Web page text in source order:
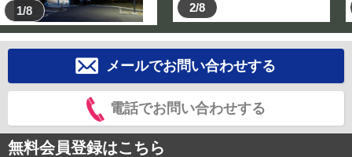
1/8 2/8
メールでお問い合わせする
電話でお問い合わせする
無料会員登録はこちら